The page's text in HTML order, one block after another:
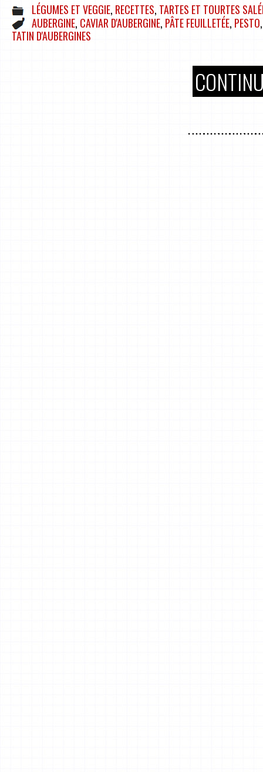
LÉGUMES ET VEGGIE, RECETTES, TARTES ET TOURTES
AUBERGINE, CAVIAR D'AUBERGINE, PÂTE FEUILLETÉE, PESTO
TATIN D'AUBERGINES